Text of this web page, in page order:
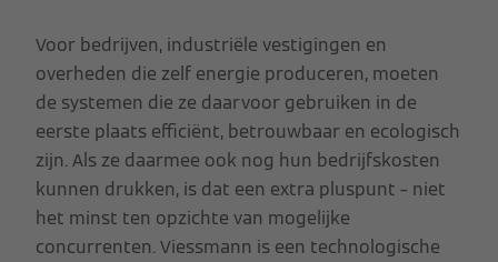
Voor bedrijven, industriële vestigingen en
overheden die zelf energie produceren, moeten
de systemen die ze daarvoor gebruiken in de
eerste plaats efficiënt, betrouwbaar en ecologisch
zijn. Als ze daarmee ook nog hun bedrijfskosten
kunnen drukken, is dat een extra pluspunt – niet
het minst ten opzichte van mogelijke
concurrenten. Viessmann is een technologische